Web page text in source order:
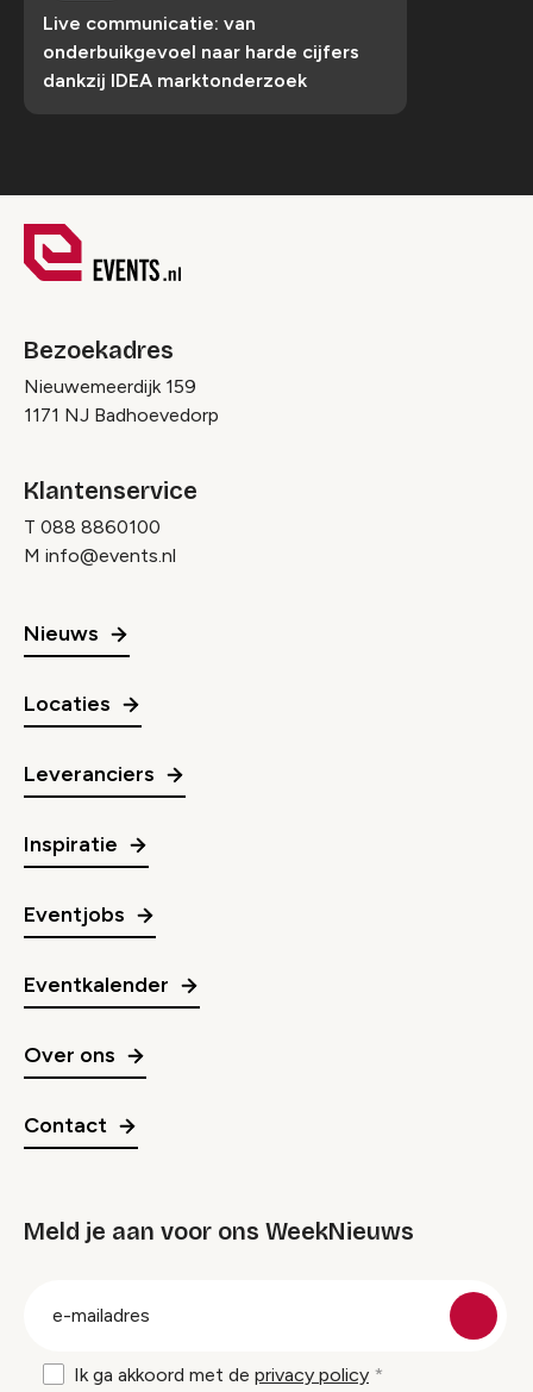
Live communicatie: van
onderbuikgevoel naar harde cijfers
dankzij IDEA marktonderzoek
Bezoekadres
Nieuwemeerdijk 159
1171 NJ Badhoevedorp
Klantenservice
T 088 8860100
M info@events.nl
Nieuws
Locaties
Leveranciers
Inspiratie
Eventjobs
Eventkalender
Over ons
Contact
Meld je aan voor ons WeekNieuws
Ik ga akkoord met de privacy policy